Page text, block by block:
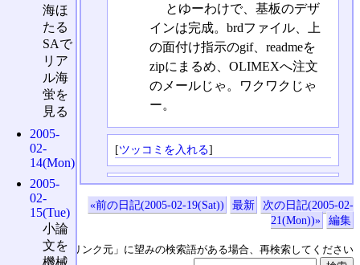
とゆーわけで、基板のデザ
インは完成。brdファイル、上
の面付け指示のgif、readmeを
zipにまるめ、OLIMEXへ注文
のメールじゃ。ワクワクじゃ
ー。
[ツッコミを入れる]
«前の日記(2005-02-19(Sat)) 最新
次の日記(2005-02-
21(Mon))»
編集
↑の「本日のリンク元」に望みの検索語がある場合、再検索してください
海ほ
たる
SAで
リア
ル海
蛍を
見る
2005-
02-
14(Mon)
2005-
02-
15(Tue)
小論
文を